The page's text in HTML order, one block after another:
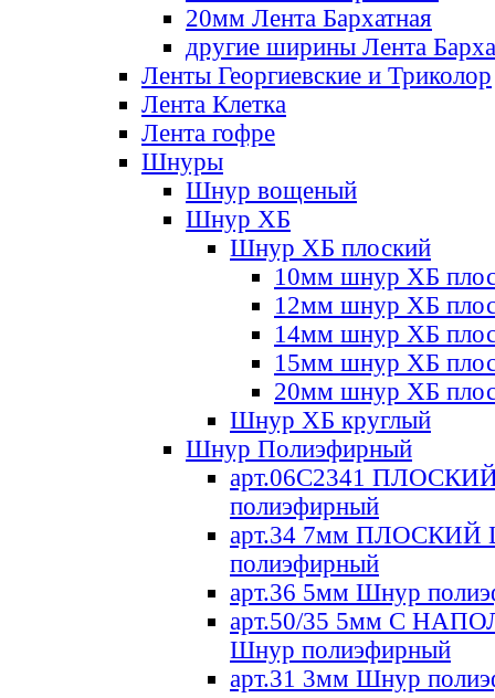
20мм Лента Бархатная
другие ширины Лента
Ленты Георгиевские и Триколор
Лента Клетка
Лента гофре
Шнуры
Шнур вощеный
Шнур ХБ
Шнур ХБ плоский
10мм шнур ХБ
12мм шнур ХБ
14мм шнур ХБ
15мм шнур ХБ
20мм шнур ХБ
Шнур ХБ круглый
Шнур Полиэфирный
арт.06С2341
полиэфирный
арт.34 7мм ПЛОСКИЙ
полиэфирный
арт.36 5мм Шнур
арт.50/35 5мм С
Шнур полиэфирный
арт.31 3мм Шнур